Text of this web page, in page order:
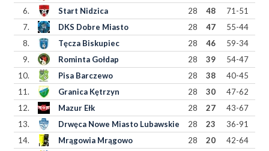
6.
Start Nidzica 28 48
71-51
7.
DKS Dobre Miasto 28 47
55-44
8.
Tęcza Biskupiec 28 46
59-34
9.
Rominta Gołdap 28 39
54-47
10.
Pisa Barczewo 28 38
40-45
11.
Granica Kętrzyn 28 30
47-62
12.
Mazur Ełk 28 27
43-67
13.
Drwęca Nowe Miasto Lubawskie 28 23
36-91
14.
Mrągowia Mrągowo 28 20
42-64